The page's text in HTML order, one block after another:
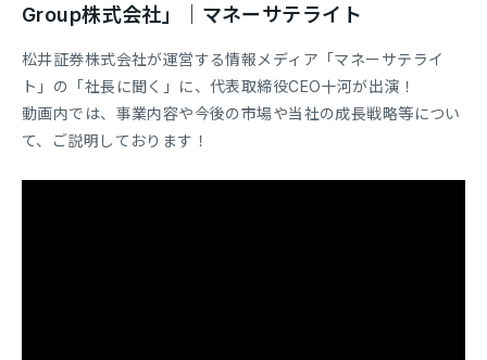
Group株式会社」｜マネーサテライト
松井証券株式会社が運営する情報メディア「マネーサテライ
ト」の「社長に聞く」に、代表取締役CEO十河が出演！
動画内では、事業内容や今後の市場や当社の成長戦略等につい
て、ご説明しております！